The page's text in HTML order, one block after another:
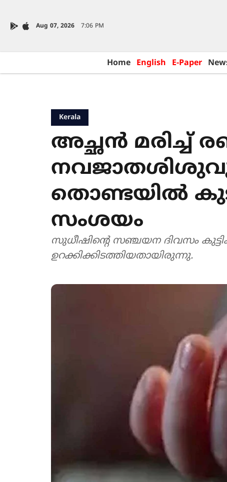
Aug 07, 2026 7:06 PM
Home English E-Paper
Kerala
അച്ഛൻ മരിച്ച്
തൊണ്ടയിൽ
സംശയം
സുധീഷിന്‍റെ സഞ്ചയന ദിവസം
ഉറക്കിക്കിടത്തിയതായിരുന്നു.